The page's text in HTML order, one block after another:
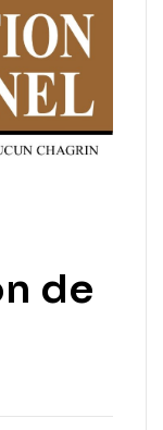
de